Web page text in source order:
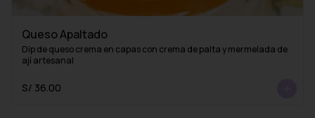
Queso Apaltado
Dip de queso crema en capas con crema de palta y mermelada de
ají artesanal
S/ 36.00